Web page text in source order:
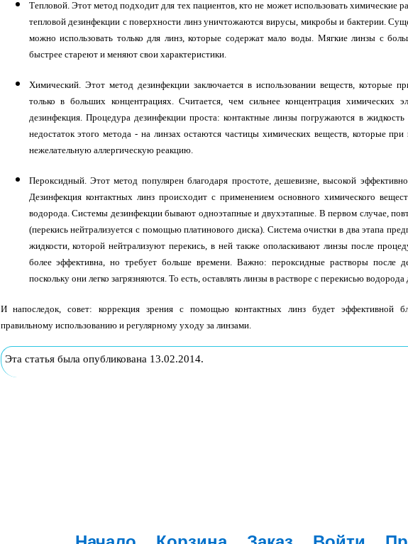
Тепловой. Этот метод подходит для тех пациентов, кто не может использовать химические
тепловой дезинфекции с поверхности линз уничтожаются вирусы, микробы и бактерии.
можно использовать только для линз, которые содержат мало воды. Мягкие линзы с
быстрее стареют и меняют свои характеристики.
Химический. Этот метод дезинфекции заключается в использовании веществ, которые
только в больших концентрациях. Считается, чем сильнее концентрация химических
дезинфекция. Процедура дезинфекции проста: контактные линзы погружаются в
недостаток этого метода - на линзах остаются частицы химических веществ, которые
нежелательную аллергическую реакцию.
Пероксидный. Этот метод популярен благодаря простоте, дешевизне, высокой
Дезинфекция контактных линз происходит с применением основного химического
водорода. Системы дезинфекции бывают одноэтапные и двухэтапные. В первом случае,
(перекись нейтрализуется с помощью платинового диска). Система очистки в два этапа
жидкости, которой нейтрализуют перекись, в ней также ополаскивают линзы после
более эффективна, но требует больше времени. Важно: пероксидные растворы после
поскольку они легко загрязняются. То есть, оставлять линзы в растворе с перекисью
И напоследок, совет: коррекция зрения с помощью контактных линз будет эффективной
правильному использованию и регулярному уходу за линзами.
Эта статья была опубликована 13.02.2014.